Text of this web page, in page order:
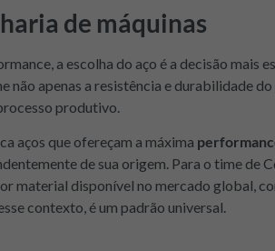
de máquinas
a escolha do aço é a decisão mais
apenas a resistência e durabilidade
produtivo.
aços que ofereçam a máxima
de sua origem. Para o time de
material disponível no mercado global,
contexto, é um padrão universal.